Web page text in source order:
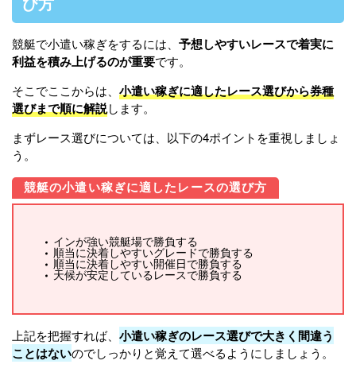
競艇で小遣い稼ぎをするには、 予想しやすいレースで着実に
利益を積み上げるのが重要です。
そこでここからは、 小遣い稼ぎに適したレース選びから券種
選びまで順に解説します。
まずレース選びについては、以下の4ポイントを重視しましょ
う。
競艇の小遣い稼ぎに適したレースの選び方
インが強い競艇場で勝負する
順当に決着しやすいグレードで勝負する
順当に決着しやすい開催日で勝負する
天候が安定しているレースで勝負する
上記を把握すれば、 小遣い稼ぎのレース選びで大きく間違う
ことはないのでしっかりと覚えて選べるようにしましょう。